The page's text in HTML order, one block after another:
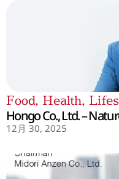
Food, Health,
Hongo Co., Ltd. –
12月 30, 2025